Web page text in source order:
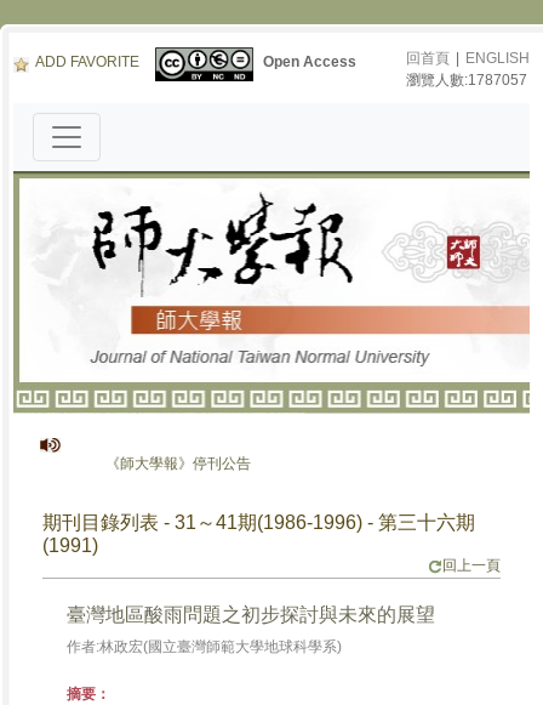
ADD FAVORITE Open Access 回首頁
ENGLISH
瀏覽人數:1787057
《師大學報》停刊公告
期刊目錄列表 - 31～41期(1986-1996) - 第三十六期
(1991)
回上一頁
臺灣地區酸雨問題之初步探討與未來的展望
作者:林政宏(國立臺灣師範大學地球科學系)
摘要：